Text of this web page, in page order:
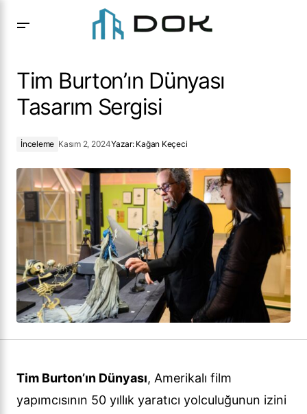
Tim Burton’ın Dünyası
Tasarım Sergisi
İnceleme Kasım 2, 2024Yazar: Kağan Keçeci
Tim Burton’ın Dünyası, Amerikalı film
yapımcısının 50 yıllık yaratıcı yolculuğunun izini